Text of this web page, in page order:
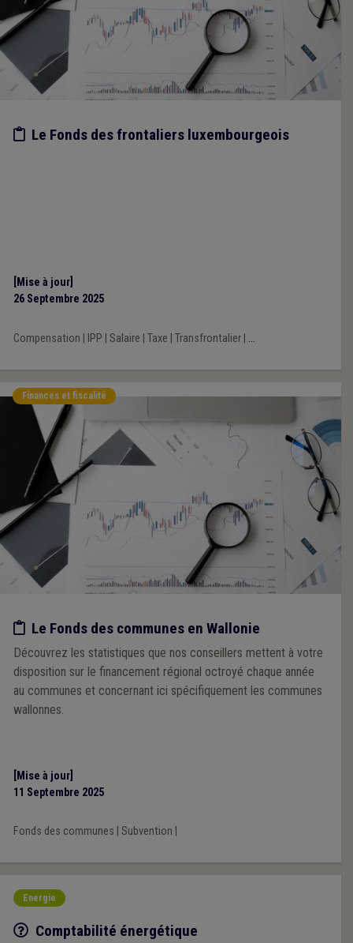
Etude/chiffres
Le Fonds des frontaliers luxembourgeois
[Mise à jour]
26 Septembre 2025
Compensation IPP Salaire Taxe Transfrontalier| ...
Finances et fiscalité
Etude/chiffres
Le Fonds des communes en Wallonie
Découvrez les statistiques que nos conseillers mettent à votre
disposition sur le financement régional octroyé chaque année
au communes et concernant ici spécifiquement les communes
wallonnes.
[Mise à jour]
11 Septembre 2025
Fonds des communes Subvention
Energie
Q/R
Comptabilité énergétique